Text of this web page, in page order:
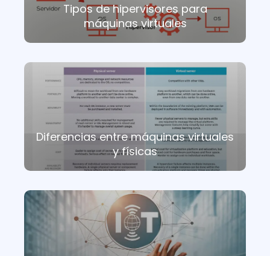
Tipos de hipervisores para
máquinas virtuales
Diferencias entre máquinas virtuales
y físicas